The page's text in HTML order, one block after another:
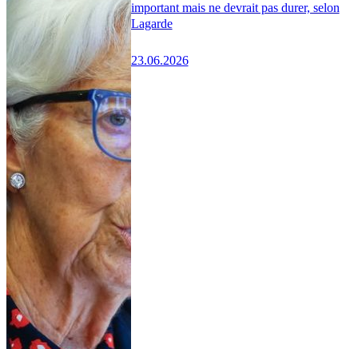
important mais ne devrait pas durer, selon
Lagarde
23.06.2026